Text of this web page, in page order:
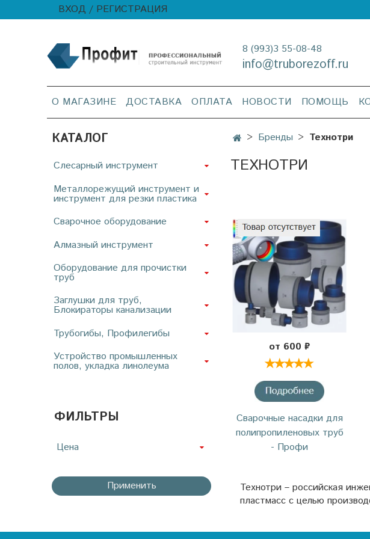
ВХОД / РЕГИСТРАЦИЯ
8 (993)3 55-08-48
info@truborezoff.ru
О МАГАЗИНЕ ДОСТАВКА ОПЛАТА НОВОСТИ ПОМОЩЬ
Бренды Технотри
ТЕХНОТРИ
от 600 ₽
Сварочные насадки для
полипропиленовых труб
- Профи
Технотри – российская
пластмасс с целью
КАТАЛОГ
Слесарный инструмент
Металлорежущий инструмент и
инструмент для резки пластика
Сварочное оборудование
Алмазный инструмент
Оборудование для прочистки
труб
Заглушки для труб,
Блокираторы канализации
Трубогибы, Профилегибы
Устройство промышленных
полов, укладка линолеума
ФИЛЬТРЫ
Цена
Применить